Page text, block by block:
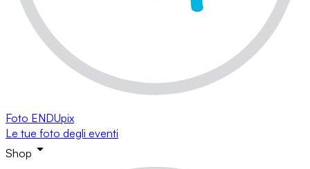
Foto ENDUpix
Le tue foto degli eventi
Shop